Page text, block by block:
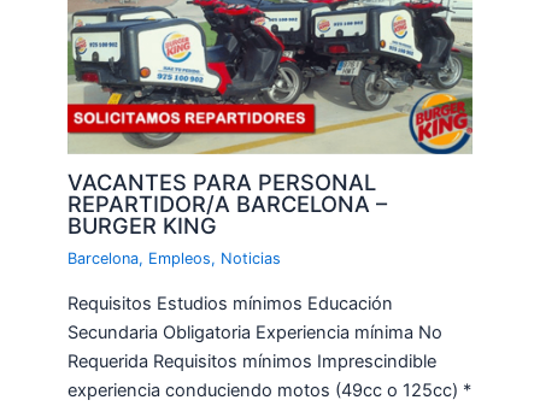
VACANTES PARA PERSONAL
REPARTIDOR/A BARCELONA –
BURGER KING
Barcelona, Empleos, Noticias
Requisitos Estudios mínimos Educación
Secundaria Obligatoria Experiencia mínima No
Requerida Requisitos mínimos Imprescindible
experiencia conduciendo motos (49cc o 125cc) *